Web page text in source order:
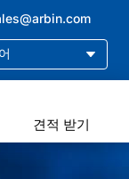
견적 받기